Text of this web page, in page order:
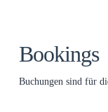
Bookings
Buchun­gen sind für